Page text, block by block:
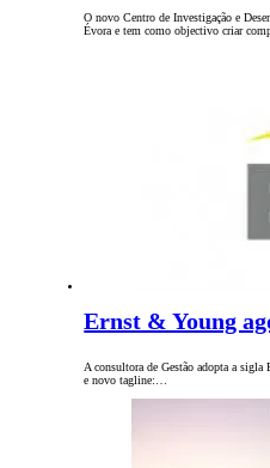
O novo Centro de Investigação e
Évora e tem como objectivo criar
Ernst & Young
A consultora de Gestão adopta a
e novo tagline:…